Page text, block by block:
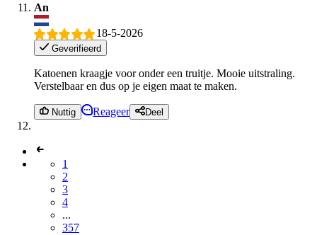
An
18-5-2026
Geverifieerd
Katoenen kraagje voor onder een truitje. Mooie uitstraling.
Verstelbaar en dus op je eigen maat te maken.
Nuttig Reageer Deel
1
2
3
4
...
357